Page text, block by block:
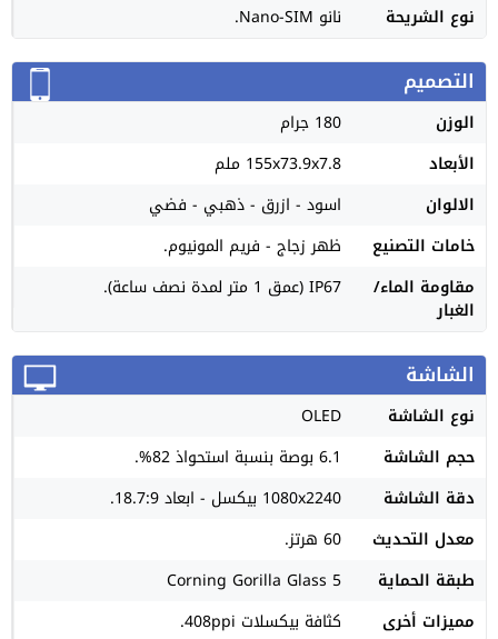
نوع الشريحة
نانو Nano-SIM.
التصميم
الوزن
180 جرام
الأبعاد
155x73.9x7.8 ملم
الالوان
اسود - ازرق - ذهبي - فضي
خامات التصنيع
ظهر زجاج - فريم المونيوم.
مقاومة الماء/
الغبار
IP67 (عمق 1 متر لمدة نصف ساعة).
الشاشة
نوع الشاشة
OLED
حجم الشاشة
6.1 بوصة بنسبة استحواذ 82%.
دقة الشاشة
1080x2240 بيكسل - ابعاد 18.7:9.
معدل التحديث
60 هرتز.
طبقة الحماية
Corning Gorilla Glass 5
مميزات أخرى
كثافة بيكسلات 408ppi.